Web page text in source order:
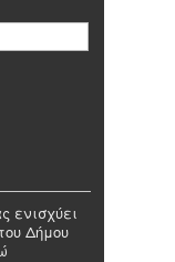
ενισχύει
Δήμου